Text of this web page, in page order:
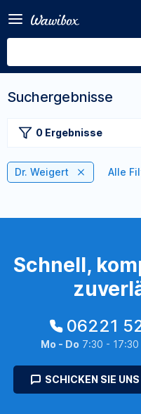
Suchergebnisse
0 Ergebnisse
Dr. Weigert Alle
Schnell,
06221
Mo - Do 7:30 - 17:30 |
SCHICKEN SIE